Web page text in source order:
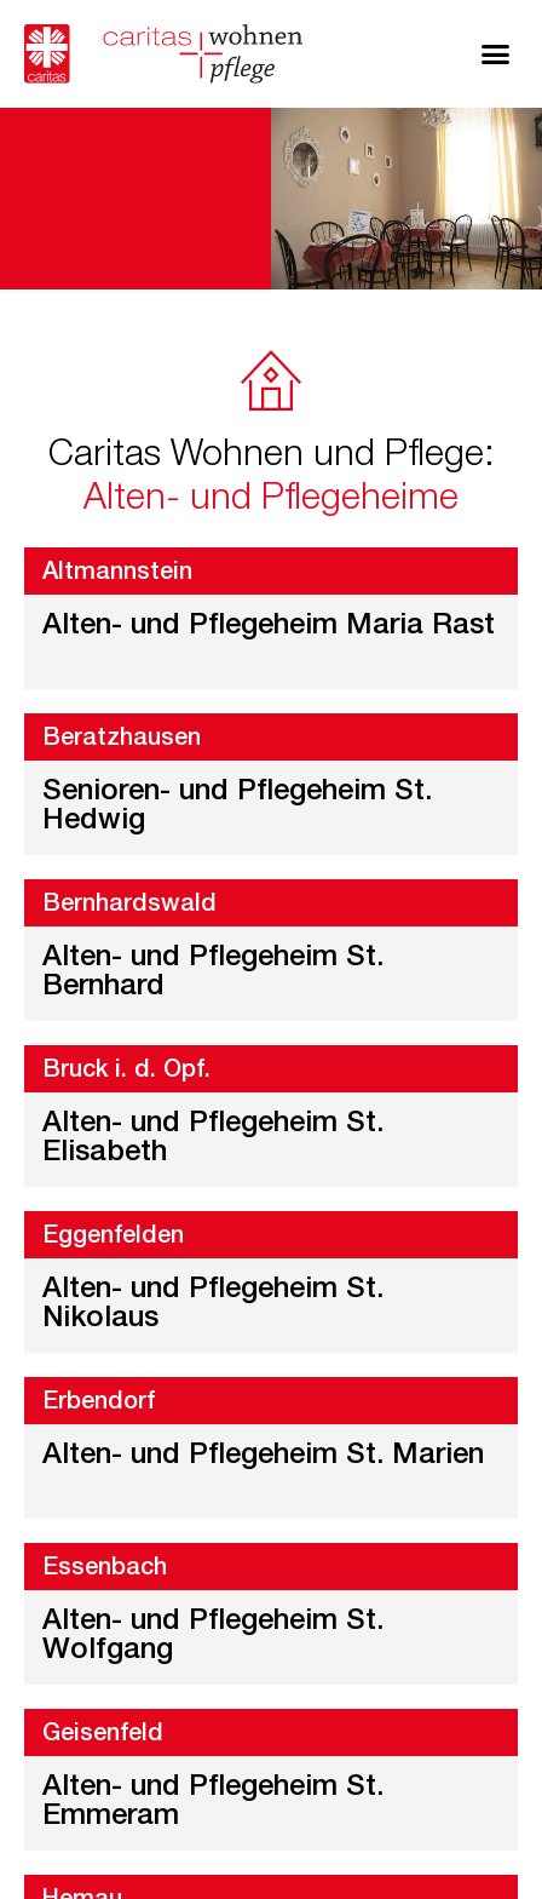
Caritas Wohnen und Pflege:
Alten- und Pflegeheime
Altmannstein
Alten- und Pflegeheim Maria Rast
Beratzhausen
Senioren- und Pflegeheim St.
Hedwig
Bernhardswald
Alten- und Pflegeheim St.
Bernhard
Bruck i. d. Opf.
Alten- und Pflegeheim St.
Elisabeth
Eggenfelden
Alten- und Pflegeheim St.
Nikolaus
Erbendorf
Alten- und Pflegeheim St. Marien
Essenbach
Alten- und Pflegeheim St.
Wolfgang
Geisenfeld
Alten- und Pflegeheim St.
Emmeram